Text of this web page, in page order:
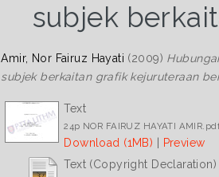
subjek
Amir, Nor Fairuz Hayati (2009)
subjek berkaitan grafik kejuruteraan
Text
24p NOR FAIRUZ HAYATI
Download (1MB) | Preview
Text (Copyright Declaration)